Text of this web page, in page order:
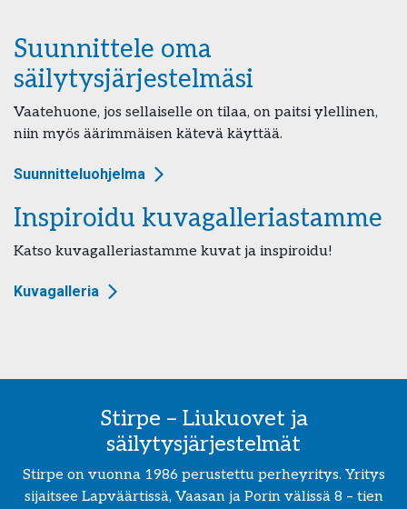
Suunnittele oma
säilytysjärjestelmäsi
Vaatehuone, jos sellaiselle on tilaa, on paitsi ylellinen,
niin myös äärimmäisen kätevä käyttää.
Suunnitteluohjelma
Inspiroidu kuvagalleriastamme
Katso kuvagalleriastamme kuvat ja inspiroidu!
Kuvagalleria
Stirpe – Liukuovet ja
säilytysjärjestelmät
Stirpe on vuonna 1986 perustettu perheyritys. Yritys
sijaitsee Lapväärtissä, Vaasan ja Porin välissä 8 – tien